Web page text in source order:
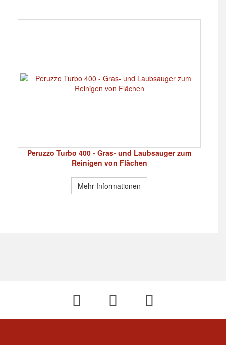
Peruzzo Turbo 400 - Gras- und Laubsauger zum
Reinigen von Flächen
Mehr Informationen